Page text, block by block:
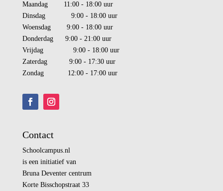
Maandag 11:00 - 18:00 uur
Dinsdag 9:00 - 18:00 uur
Woensdag 9:00 - 18:00 uur
Donderdag 9:00 - 21:00 uur
Vrijdag 9:00 - 18:00 uur
Zaterdag 9:00 - 17:30 uur
Zondag 12:00 - 17:00 uur
Contact
Schoolcampus.nl
is een initiatief van
Bruna Deventer centrum
Korte Bisschopstraat 33